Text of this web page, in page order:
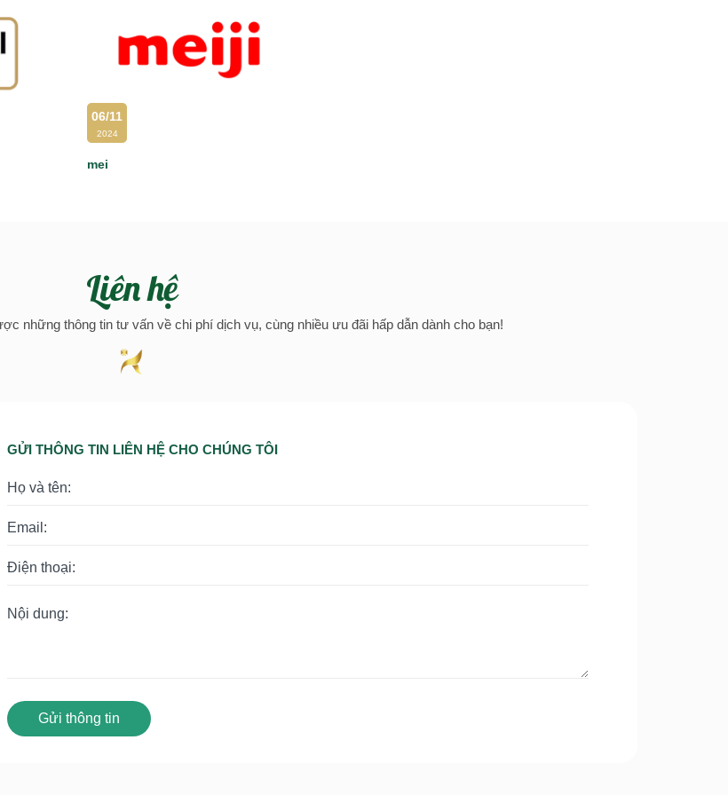
06/11
2024
mei
Liên hệ
những thông tin tư vấn về chi phí dịch vụ, cùng nhiều ưu đãi hấp dẫn dành cho bạn!
GỬI THÔNG TIN LIÊN HỆ CHO CHÚNG TÔI
Gửi thông tin